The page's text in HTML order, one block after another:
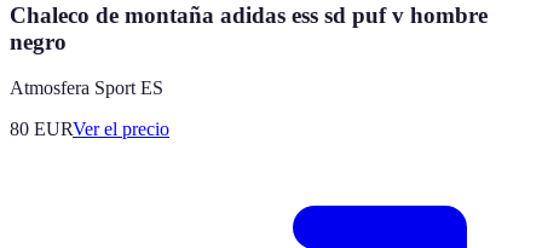
Chaleco de montaña adidas ess sd puf v hombre
negro
Atmosfera Sport ES
80 EURVer el precio